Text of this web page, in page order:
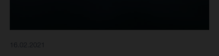
16.02.2021